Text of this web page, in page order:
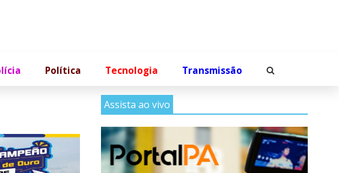
Política Tecnologia Transmissão
Assista ao vivo